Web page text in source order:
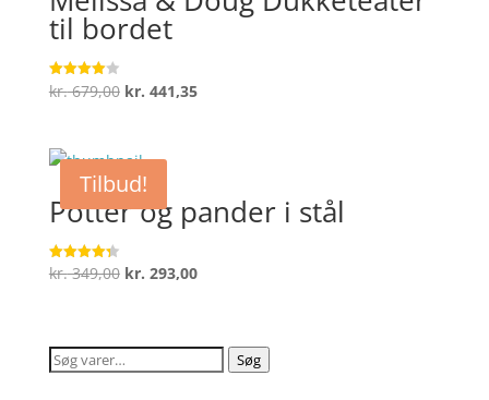
til bordet
Vurderet
4
kr.679,00 Den
var:
kr. 679,00.
kr. 441,35Den
Tilbud!
Potter og pander i stål
Vurderet
4.3
kr.349,00 Den
var:
kr. 349,00.
kr. 293,00Den
er:
kr. 293,00.
Søg
Søg